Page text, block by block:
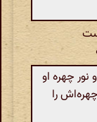
چهره او
را